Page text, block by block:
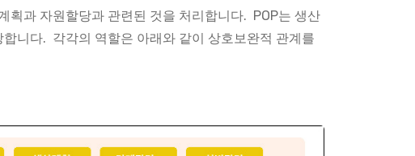
획과 자원할당과 관련된 것을 처리합니다. POP는 생산
니다. 각각의 역할은 아래와 같이 상호보완적 관계를